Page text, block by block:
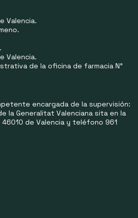
Valencia.
Valencia.
de la oficina de farmacia N°
encargada de la supervisión:
la Generalitat Valenciana sita en la
46010 de Valencia y teléfono 961